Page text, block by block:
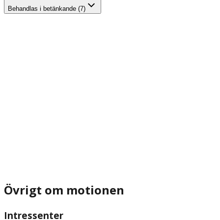
Behandlas i betänkande (7)
Övrigt om motionen
Intressenter